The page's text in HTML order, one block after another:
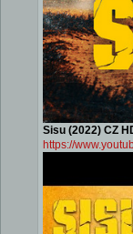
Sisu (2022) CZ
https://